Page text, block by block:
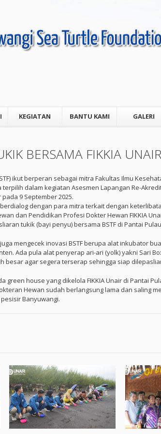
KEGIATAN BANTU KAMI GALERI
BERSAMA FIKKIA UNAIR
ikut berperan sebagai mitra Fakultas Ilmu
terpilih dalam kegiatan Asesmen Lapangan Re-
9 September 2025.
dengan para mitra terkait dengan
dan Pendidikan Profesi Dokter Hewan FIKKIA
tukik (bayi penyu) bersama BSTF di Pantai
mengecek inovasi BSTF berupa alat inkubator
Ada pula alat penyerap ari-ari (yolk) yakni Sari
besar agar segera terserap sehingga siap
house yang dikelola FIKKIA Unair di Pantai
Hewan sudah berlangsung lama dan saling
Banyuwangi.